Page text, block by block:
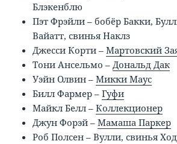
Блэкенблю
Пэт Фрэйли – бобёр Бакки,
Вайатт, свинья Наклз
Джесси Корти –Мартовский
Тони Ансельмо –Дональд Дак
Уэйн Олвин –Микки Маус
Билл Фармер –Гуфи
Майкл Белл –Коллекционер
Джун Форэй –Мамаша Паркер
Роб Полсен – Вулли, свинья